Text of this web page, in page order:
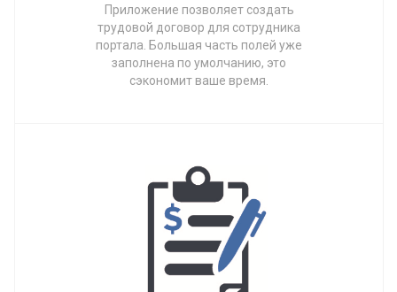
Приложение позволяет создать
трудовой договор для сотрудника
портала. Большая часть полей уже
заполнена по умолчанию, это
сэкономит ваше время.